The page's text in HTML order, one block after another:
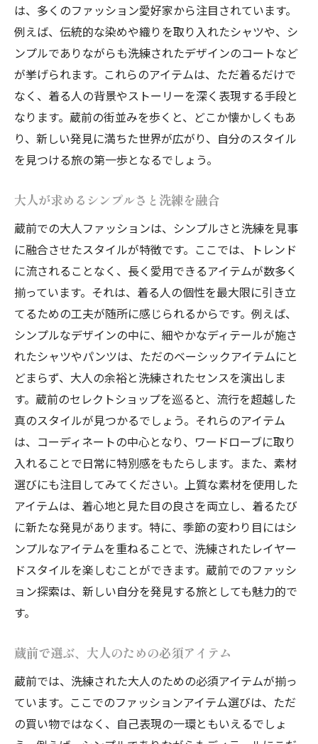
蔵前で訪れる、スタイルの新たな潮流
伝統を現代に取り入れる蔵前のアプローチ
蔵前で描く、混合スタイルの未来
新旧が交錯する、蔵前ファッションの魅力
蔵前の洗練されたスタイルに見る伝統美
モダンとクラシックの調和を蔵前で体験
蔵前で発見する洗練されたストリートモードの
大人のための蔵前ストリートファッション
ファッションの自由を楽しむ、蔵前の魅力
洗練された雰囲気漂う蔵前のストリートシ
ーン
蔵前で体感する、ストリートモードの奥深
さ
蔵前の街並みが創り出すファッションイン
スピレーション
大人が集う蔵前のストリートに潜む魅力
静かな革命が進行中！蔵前で大人ファッション
を楽しむ
蔵前の静かな革命を支えるファッション要
素
新しい時代に向けた蔵前のファッション提
案
大人のためのファッションオアシス、蔵前
蔵前で楽しむ、トレンドを超えたファッシ
ョン
蔵前の街が見せる新たなファッション像
蔵前で見つける流行を超えた大人のスタイル
蔵前流、時代を超えた大人のファッション
トレンドを超える、蔵前のスタイル提案
は、多くのファッション愛好家から注目されています。
例えば、伝統的な染めや織りを取り入れたシャツや、シ
ンプルでありながらも洗練されたデザインのコートなど
が挙げられます。これらのアイテムは、ただ着るだけで
なく、着る人の背景やストーリーを深く表現する手段と
なります。蔵前の街並みを歩くと、どこか懐かしくもあ
り、新しい発見に満ちた世界が広がり、自分のスタイル
を見つける旅の第一歩となるでしょう。
大人が求めるシンプルさと洗練を融合
蔵前での大人ファッションは、シンプルさと洗練を見事
に融合させたスタイルが特徴です。ここでは、トレンド
に流されることなく、長く愛用できるアイテムが数多く
揃っています。それは、着る人の個性を最大限に引き立
てるための工夫が随所に感じられるからです。例えば、
シンプルなデザインの中に、細やかなディテールが施さ
れたシャツやパンツは、ただのベーシックアイテムにと
どまらず、大人の余裕と洗練されたセンスを演出しま
す。蔵前のセレクトショップを巡ると、流行を超越した
真のスタイルが見つかるでしょう。それらのアイテム
は、コーディネートの中心となり、ワードローブに取り
入れることで日常に特別感をもたらします。また、素材
選びにも注目してみてください。上質な素材を使用した
アイテムは、着心地と見た目の良さを両立し、着るたび
に新たな発見があります。特に、季節の変わり目にはシ
ンプルなアイテムを重ねることで、洗練されたレイヤー
ドスタイルを楽しむことができます。蔵前でのファッシ
ョン探索は、新しい自分を発見する旅としても魅力的で
す。
蔵前で選ぶ、大人のための必須アイテム
蔵前では、洗練された大人のための必須アイテムが揃っ
ています。ここでのファッションアイテム選びは、ただ
の買い物ではなく、自己表現の一環ともいえるでしょ